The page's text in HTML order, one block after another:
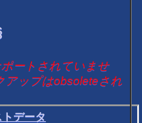
ートされていませ
アップはobsoleteされ
トデータ